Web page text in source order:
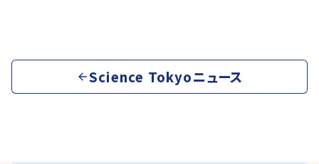
Science Tokyoニュース